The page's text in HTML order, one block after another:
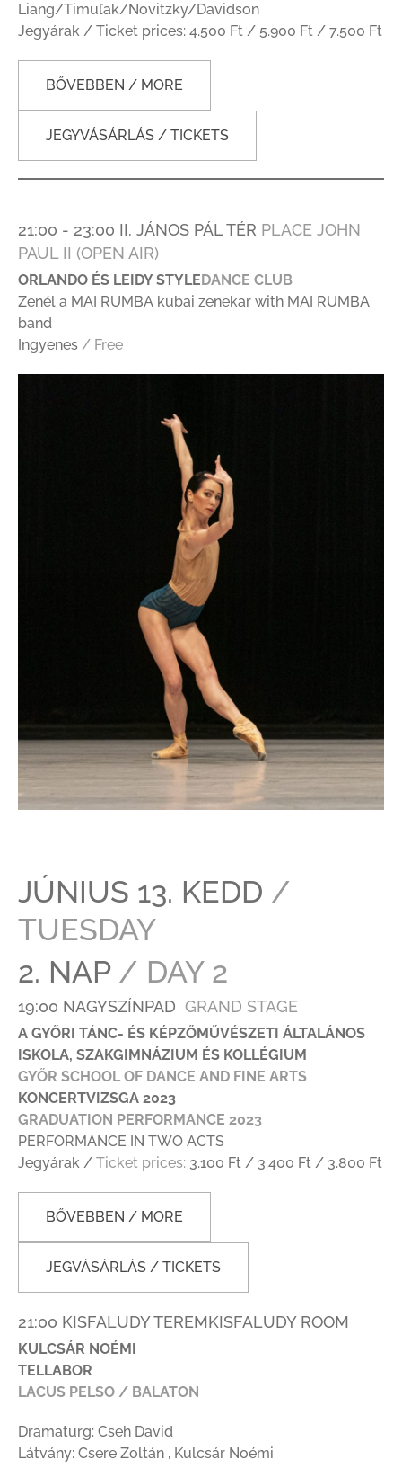
Liang/Timuľak/Novitzky/Davidson
Jegyárak / Ticket prices: 4.500 Ft / 5.900 Ft / 7.500 Ft
BŐVEBBEN / MORE
JEGYVÁSÁRLÁS / TICKETS
21:00 - 23:00 II. JÁNOS PÁL TÉR PLACE JOHN
PAUL II (OPEN AIR)
ORLANDO ÉS LEIDY STYLEDANCE CLUB
Zenél a MAI RUMBA kubai zenekar with MAI RUMBA
band
Ingyenes / Free
JÚNIUS 13. KEDD /
TUESDAY
2. NAP / DAY 2
19:00 NAGYSZÍNPAD GRAND STAGE
A GYŐRI TÁNC- ÉS KÉPZŐMŰVÉSZETI ÁLTALÁNOS
ISKOLA, SZAKGIMNÁZIUM ÉS KOLLÉGIUM
GYŐR SCHOOL OF DANCE AND FINE ARTS
KONCERTVIZSGA 2023
GRADUATION PERFORMANCE 2023
PERFORMANCE IN TWO ACTS
Jegyárak / Ticket prices: 3.100 Ft / 3.400 Ft / 3.800 Ft
BŐVEBBEN / MORE
JEGVÁSÁRLÁS / TICKETS
21:00 KISFALUDY TEREMKISFALUDY ROOM
KULCSÁR NOÉMI
TELLABOR
LACUS PELSO / BALATON
Dramaturg: Cseh David
Látvány: Csere Zoltán , Kulcsár Noémi